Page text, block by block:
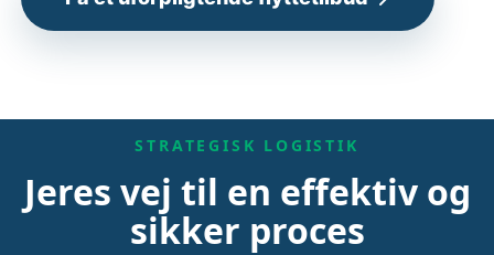
STRATEGISK LOGISTIK
Jeres vej til en effektiv og
sikker proces